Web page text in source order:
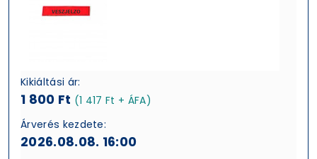
Kikiáltási ár:
1 800 Ft (1 417 Ft + ÁFA)
Árverés kezdete:
2026.08.08. 16:00